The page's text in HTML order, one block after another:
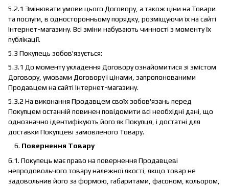
5.2.1 Змінювати умови цього Договору, а також ціни на Товари
та послуги, в односторонньому порядку, розміщуючи їх на сайті
Інтернет-магазину. Всі зміни набувають чинності з моменту їх
публікації.
5.3 Покупець зобов'язується:
5.3.1 До моменту укладення Договору ознайомитися зі змістом
Договору, умовами Договору і цінами, запропонованими
Продавцем на сайті Інтернет-магазину.
5.3.2 На виконання Продавцем своїх зобов'язань перед
Покупцем останній повинен повідомити всі необхідні дані, що
однозначно ідентифікують його як Покупця, і достатні для
доставки Покупцеві замовленого Товару.
Повернення Товару
6.1. Покупець має право на повернення Продавцеві
непродовольчого товару належної якості, якщо товар не
задовольнив його за формою, габаритами, фасоном, кольором,